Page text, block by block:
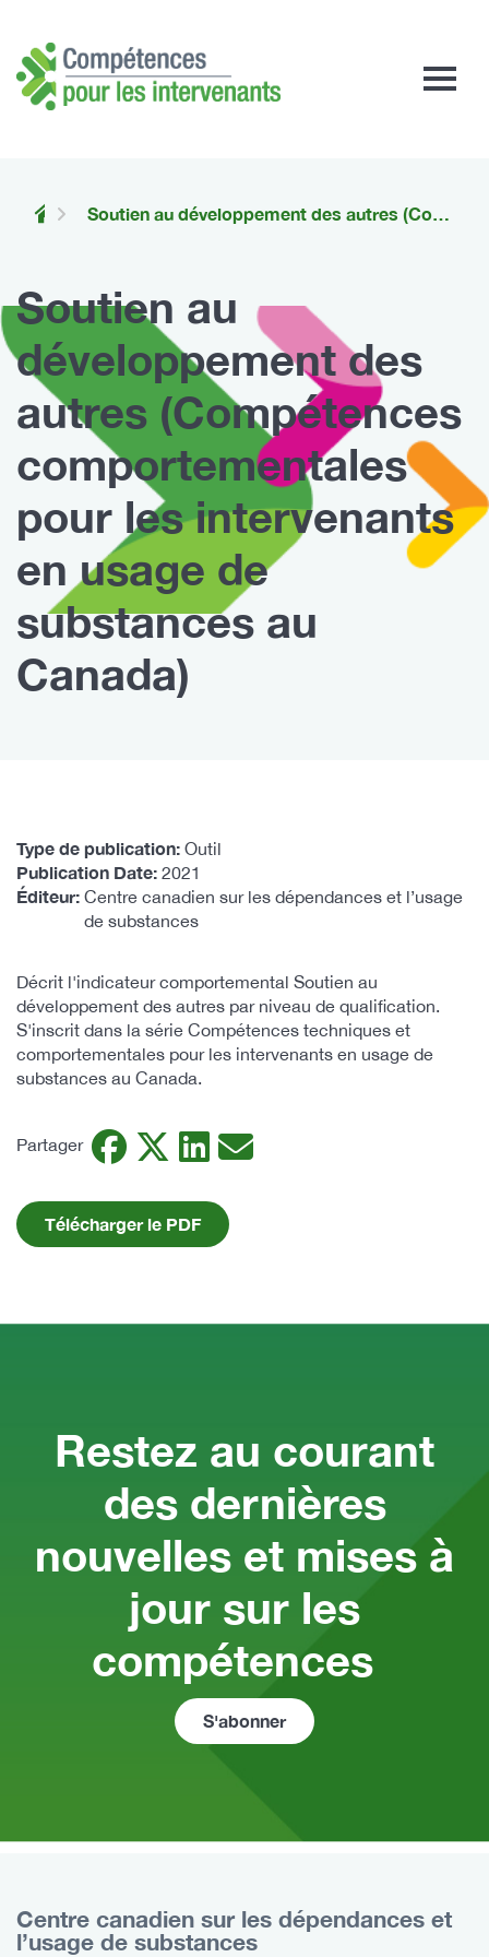
intervenantsSoutien au développement des autres (Compétences comportementales pour les intervenants en usage de substances au Canada)
Soutien au
développement des
autres (Compétences
comportementales
pour les intervenants
en usage de
substances au
Canada)
Type de publication Outil
Publication Date 2021
Éditeur Centre canadien sur les dépendances et l’usage
de substances
Décrit l'indicateur comportemental Soutien au
développement des autres par niveau de qualification.
S'inscrit dans la série Compétences techniques et
comportementales pour les intervenants en usage de
substances au Canada.
Partager Facebook
Twitter
LinkedIn
Email
Télécharger le PDF
Restez au courant
des dernières
nouvelles et mises à
jour sur les
compétences
S'abonner
Centre canadien sur les dépendances et
l’usage de substances